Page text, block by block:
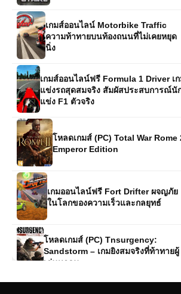
นิ่ง
เกมส์ออนไลน์ฟรี Formula 1 Driver เกม
แข่ง F1 ตัวจริง
เกมออนไลน์ฟรี Fort Drifter ผจญภัย
โหลดเกมส์ (PC) Tnsurgency:
เล่นทุกคน